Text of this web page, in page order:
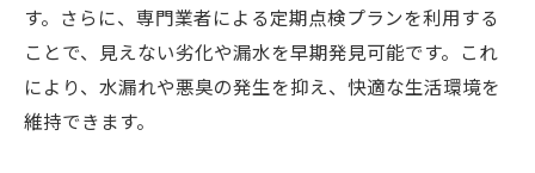
す。さらに、専門業者による定期点検プランを利用する
ことで、見えない劣化や漏水を早期発見可能です。これ
により、水漏れや悪臭の発生を抑え、快適な生活環境を
維持できます。